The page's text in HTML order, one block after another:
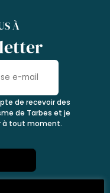
À
de recevoir des
de Tarbes et je
à tout moment.